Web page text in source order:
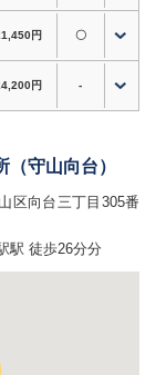
、個人〜法人利用ま
用OK
で初期費用3,000円
相談もお気軽にどう
をお探しなら、
へ！
円 〇
円 -
（守山向台）
区向台三丁目305番
駅 徒歩26分分